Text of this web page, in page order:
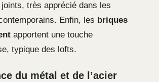
joints, très apprécié dans les
Enfin, les briques
apportent une touche
typique des lofts.
du métal et de l’acier